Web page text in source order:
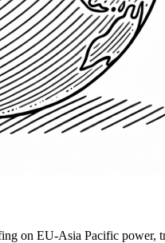
on EU-Asia Pacific power,